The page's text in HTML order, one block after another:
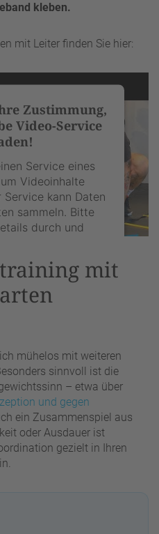
kleben.
mit Leiter finden Sie hier:
Zustimmung,
Video-Service
Service eines
Videoinhalte
kann Daten
sammeln. Bitte
durch und
Consent
&eRecht24
mit
mühelos mit weiteren
sinnvoll ist die
– etwa über
und gegen
ein Zusammenspiel aus
oder Ausdauer ist
gezielt in Ihren